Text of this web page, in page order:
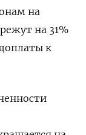
на
на 31%
к